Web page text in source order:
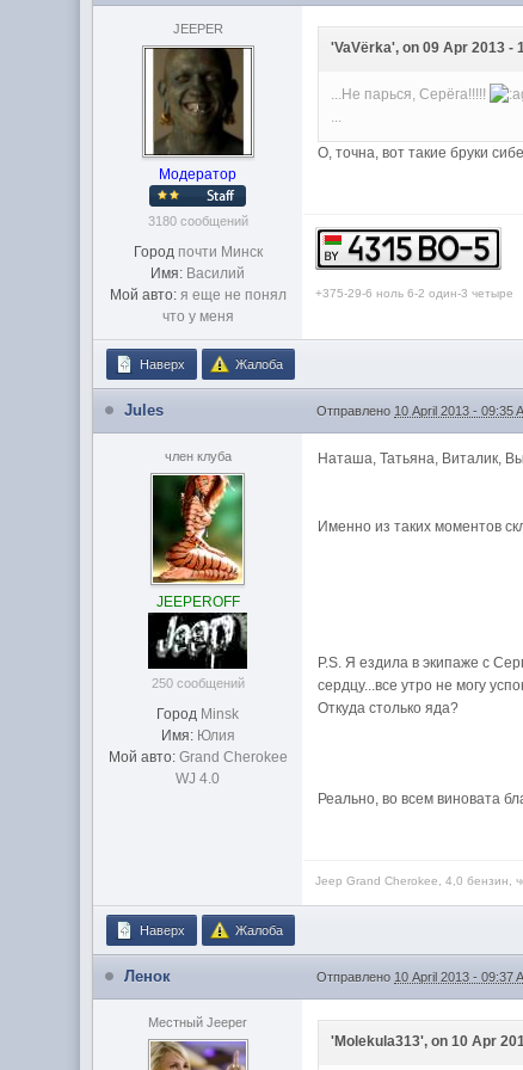
JEEPER
Модератор
3180 сообщений
Город почти Минск
Имя: Василий
Мой авто: я еще не понял
что у меня
'VaVёrka', on 09 Apr 2013 -
...Не парься, Серёга!!!!!
...
О, точна, вот такие бруки
+375-29-6 ноль 6-2 один-3 четыре
Наверх Жалоба
Jules Отправлено 10 April 2013 - 09:35
член клуба
JEEPEROFF
250 сообщений
Город Minsk
Имя: Юлия
Мой авто: Grand Cherokee
WJ 4.0
Наташа, Татьяна, Виталик,
Именно из таких моментов
Р.S. Я ездила в экипаже с
сердцу...все утро не могу
Откуда столько яда?
Реально, во всем виновата
Jeep Grand Cherokee, 4,0 бензин,
Наверх Жалоба
Ленок Отправлено 10 April 2013 - 09:37
Местный Jeeper
'Molekula313', on 10 Apr